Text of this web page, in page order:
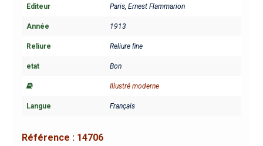
Editeur Paris, Ernest Flammarion
Année 1913
Reliure Reliure fine
etat Bon
Illustré moderne
Langue Français
Référence : 14706